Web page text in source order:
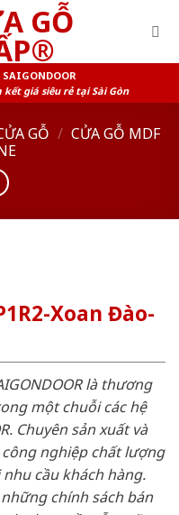
SAIGONDOOR
giá siêu rẻ tại Sài Gòn
GỖ / CỬA GỖ MDF
Xoan Đào-
là thương
một chuỗi các hệ
Chuyên sản xuất và
nghiệp chất lượng
cầu khách hàng.
những chính sách bán